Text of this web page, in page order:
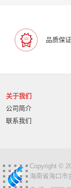
品质保证
关于我们
公司简介
联系我们
Copyright ©
海南省海口市